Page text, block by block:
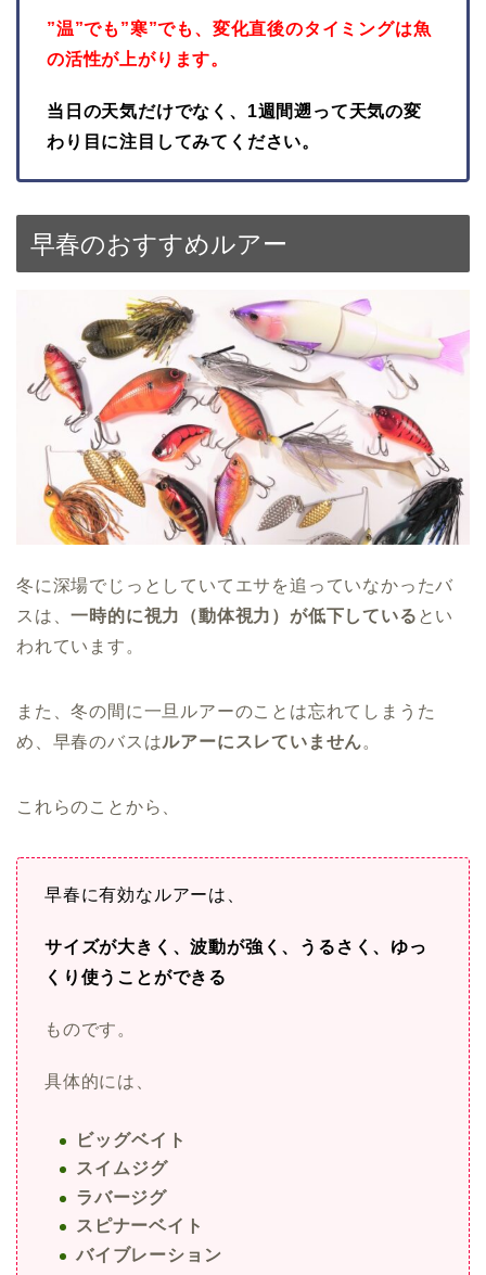
”温”でも”寒”でも、変化直後のタイミングは魚
の活性が上がります。
当日の天気だけでなく、1週間遡って天気の変
わり目に注目してみてください。
早春のおすすめルアー
冬に深場でじっとしていてエサを追っていなかったバ
スは、一時的に視力（動体視力）が低下している とい
われています。
また、冬の間に一旦ルアーのことは忘れてしまうた
め、早春のバスはルアーにスレていません。
これらのことから、
早春に有効なルアーは、
サイズが大きく、波動が強く、うるさく、ゆっ
くり使うことができる
ものです。
具体的には、
ビッグベイト
スイムジグ
ラバージグ
スピナーベイト
バイブレーション